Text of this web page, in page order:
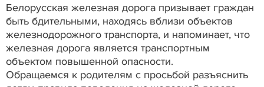
Белорусская железная дорога призывает граждан
быть бдительными, находясь вблизи объектов
железнодорожного транспорта, и напоминает, что
железная дорога является транспортным
объектом повышенной опасности.
Обращаемся к родителям с просьбой разъяснить